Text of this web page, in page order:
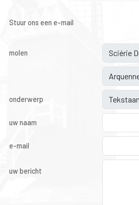
Stuur ons een e-mail
molen
onderwerp
uw naam
e-mail
uw bericht